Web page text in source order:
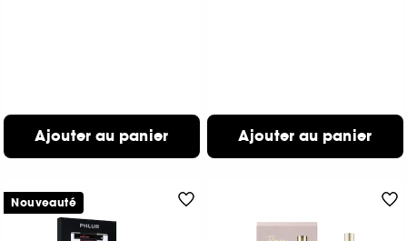
Ajouter au panier Ajouter au panier
Nouveauté